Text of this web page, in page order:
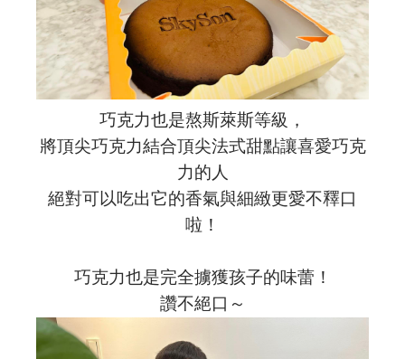
巧克力也是熬斯萊斯等級，
將頂尖巧克力結合頂尖法式甜點讓喜愛巧克
力的人
絕對可以吃出它的香氣與細緻更愛不釋口
啦！
巧克力也是完全擄獲孩子的味蕾！
讚不絕口～